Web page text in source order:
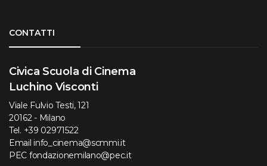
CONTATTI
Civica Scuola di Cinema
Luchino Visconti
Viale Fulvio Testi, 121
20162 - Milano
Tel. +39 02971522
Email info_cinema@scmmi.it
PEC fondazionemilano@pec.it